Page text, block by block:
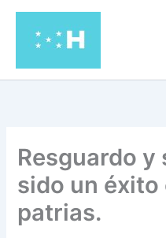
contenido
Resguardo y
sido un éxito
patrias.